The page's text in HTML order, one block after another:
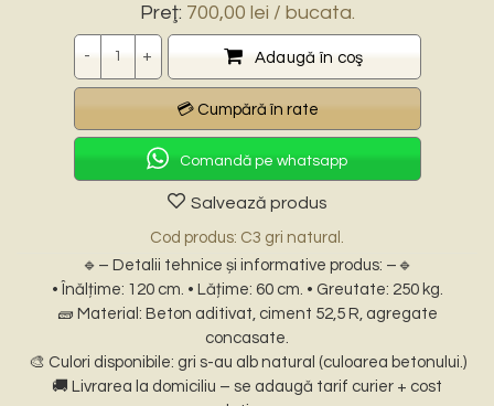
Preţ: 700,00 lei / bucata.
Adaugă în coş
Comandă pe whatsapp
Salvează produs
Cod produs: C3 gri natural.
🔹– Detalii tehnice și informative produs: –🔹
• Înălțime: 120 cm. • Lățime: 60 cm. • Greutate: 250 kg.
🧱 Material: Beton aditivat, ciment 52,5 R, agregate
concasate.
🎨 Culori disponibile: gri s-au alb natural (culoarea betonului.)
🚚 Livrarea la domiciliu – se adaugă tarif curier + cost